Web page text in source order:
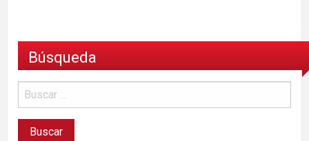
Búsqueda